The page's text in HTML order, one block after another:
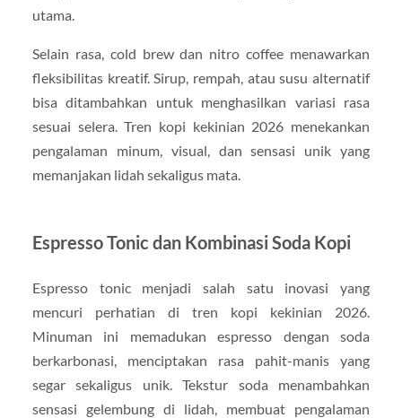
utama.
Selain rasa, cold brew dan nitro coffee menawarkan
fleksibilitas kreatif. Sirup, rempah, atau susu alternatif
bisa ditambahkan untuk menghasilkan variasi rasa
sesuai selera. Tren kopi kekinian 2026 menekankan
pengalaman minum, visual, dan sensasi unik yang
memanjakan lidah sekaligus mata.
Espresso Tonic dan Kombinasi Soda Kopi
Espresso tonic menjadi salah satu inovasi yang
mencuri perhatian di tren kopi kekinian 2026.
Minuman ini memadukan espresso dengan soda
berkarbonasi, menciptakan rasa pahit-manis yang
segar sekaligus unik. Tekstur soda menambahkan
sensasi gelembung di lidah, membuat pengalaman